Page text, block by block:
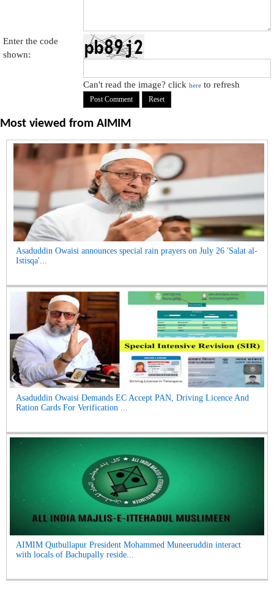
Enter the code
shown:
Can't read the image? clickhere to refresh
Most viewed from AIMIM
Asaduddin Owaisi announces special rain prayers on July 26 'Salat al-
Istisqa'...
Asaduddin Owaisi Demands EC Accept PAN, Driving Licence And
Ration Cards For Verification ...
AIMIM Qutbullapur President Mohammed Muneeruddin interact
with locals of Bachupally reside...